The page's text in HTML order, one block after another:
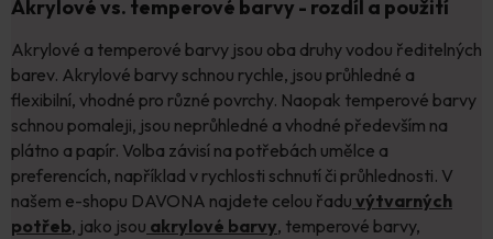
Akrylové vs. temperové barvy - rozdíl a použití
Akrylové a temperové barvy jsou oba druhy vodou ředitelných
barev. Akrylové barvy schnou rychle, jsou průhledné a
flexibilní, vhodné pro různé povrchy. Naopak temperové barvy
schnou pomaleji, jsou neprůhledné a vhodné především na
plátno a papír. Volba závisí na potřebách umělce a
preferencích, například v rychlosti schnutí či průhlednosti. V
našem e-shopu DAVONA najdete celou řadu výtvarných
potřeb, jako jsou akrylové barvy, temperové barvy,